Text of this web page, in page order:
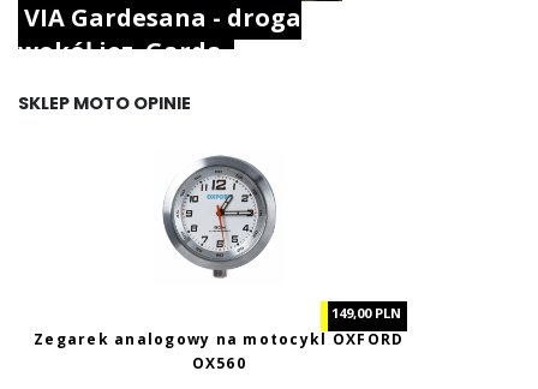
VIA Gardesana - droga
wokół jez. Garda.
SKLEP MOTO OPINIE
149,00 PLN
Zegarek analogowy na motocykl OXFORD
OX560